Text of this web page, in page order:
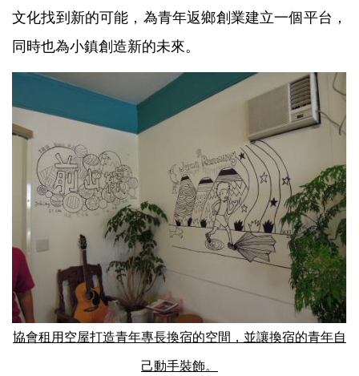
文化找到新的可能，為青年返鄉創業建立一個平台，
同時也為小鎮創造新的未來。
協會租用空屋打造青年專長換宿的空間，並讓換宿的青年自
己動手裝飾。